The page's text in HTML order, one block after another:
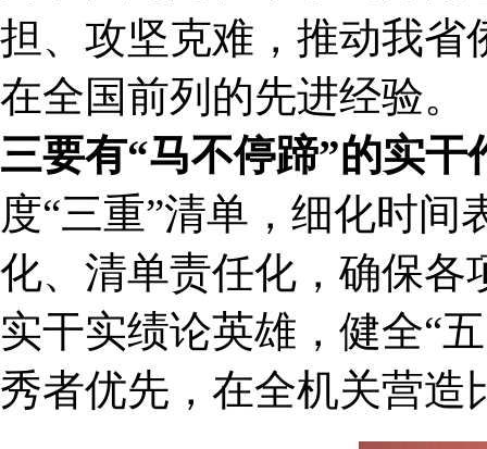
担、攻坚克难，推动我省
在全国前列的先进经验。
三要有“马不停蹄”的实
度“三重”清单，细化时
化、清单责任化，确保各
实干实绩论英雄，健全“
秀者优先，在全机关营造